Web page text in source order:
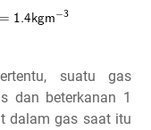
suatu gas
dan beterkanan 1
dalam gas saat itu